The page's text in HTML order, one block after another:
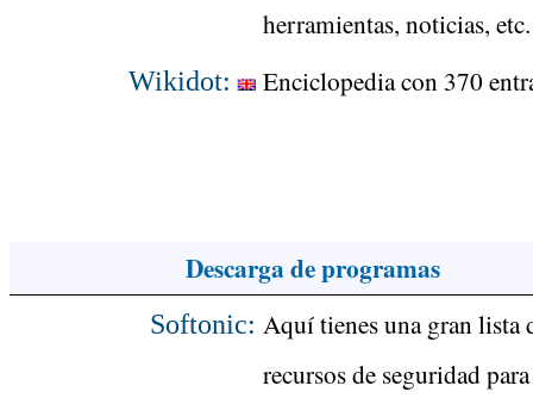
herramientas, noticias, etc.
Wikidot: Enciclopedia con 370
Descarga de programas
Softonic: Aquí tienes una gran lista
recursos de seguridad